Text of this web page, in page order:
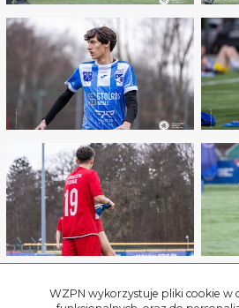
WZPN wykorzystuje pliki cookie w